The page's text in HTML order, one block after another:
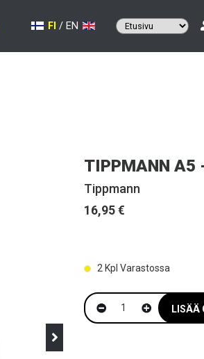
FI/ EN
TIPPMANN A5
Tippmann
16,95 €
2 Kpl Varastossa
LISÄÄ